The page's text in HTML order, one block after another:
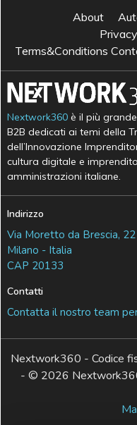
About
Terms&Conditions
Nextwork360 è il più
B2B dedicati ai temi della
dell’Innovazione
cultura digitale e
amministrazioni italiane.
Indirizzo
Via Moretto da Brescia, 22
Milano - Italia
CAP 20133
Contatti
Contatta il nostro team
Nextwork360 - Codice
- © 2026